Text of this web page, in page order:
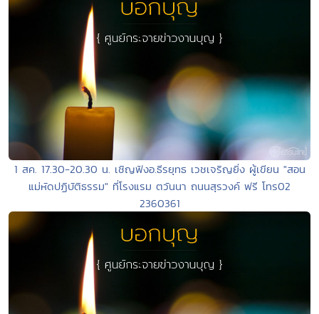
1 สค. 17.30-20.30 น. เชิญฟังอ.ธีรยุทธ เวชเจริญยิ่ง ผู้เขียน "สอน
แม่หัดปฏิบัติธรรม" ที่โรงแรม ตวันนา ถนนสุรวงค์ ฟรี โทร02
2360361